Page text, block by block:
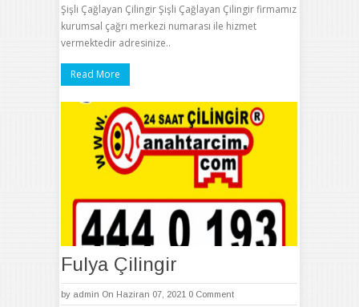
Şişli Çağlayan Çilingir Şişli Çağlayan Çilingir firmamız
kurumsal çağrı merkezi numarası ile hizmet
vermektedir adresinize..
Read More
Fulya Çilingir
by admin On Haziran 07, 2021 0 Comment